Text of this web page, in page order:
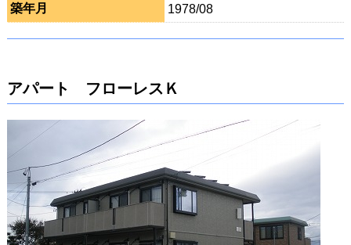
築年月
1978/08
アパート フローレスＫ